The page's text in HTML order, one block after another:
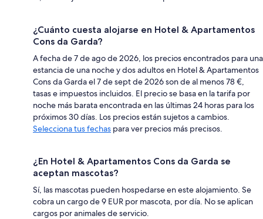
¿Cuánto cuesta alojarse en Hotel & Apartamentos
Cons da Garda?
A fecha de 7 de ago de 2026, los precios encontrados para una
estancia de una noche y dos adultos en Hotel & Apartamentos
Cons da Garda el 7 de sept de 2026 son de al menos 78 €,
tasas e impuestos incluidos. El precio se basa en la tarifa por
noche más barata encontrada en las últimas 24 horas para los
próximos 30 días. Los precios están sujetos a cambios.
Selecciona tus fechas para ver precios más precisos.
¿En Hotel & Apartamentos Cons da Garda se
aceptan mascotas?
Sí, las mascotas pueden hospedarse en este alojamiento. Se
cobra un cargo de 9 EUR por mascota, por día. No se aplican
cargos por animales de servicio.